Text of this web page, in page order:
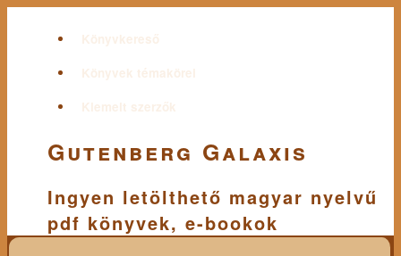
Könyvkereső
Könyvek témakörei
Kiemelt szerzők
Gutenberg Galaxis
Ingyen letölthető magyar nyelvű
pdf könyvek, e-bookok